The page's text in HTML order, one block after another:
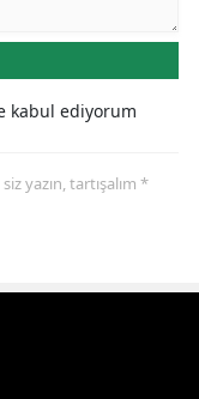
kabul ediyorum
yazın, tartışalım *